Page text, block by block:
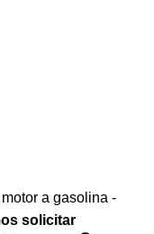
a gasolina -
solicitar